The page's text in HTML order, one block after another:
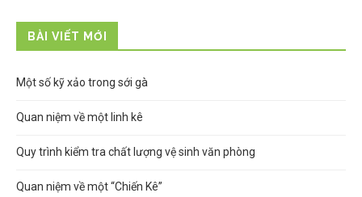
BÀI VIẾT MỚI
Một số kỹ xảo trong sới gà
Quan niệm về một linh kê
Quy trình kiểm tra chất lượng vệ sinh văn phòng
Quan niệm về một “Chiến Kê”